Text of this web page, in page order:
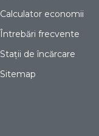
Calculator economii
Întrebări frecvente
Stații de încărcare
Sitemap